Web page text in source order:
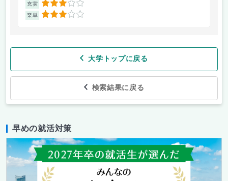
充実 3
楽単 3
大学トップに戻る
検索結果に戻る
早めの就活対策